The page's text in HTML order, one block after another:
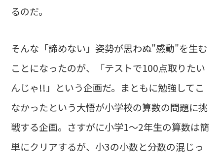
るのだ。
そんな「諦めない」姿勢が思わぬ"感動"を生む
ことになったのが、「テストで100点取りたい
んじゃ!!」という企画だ。まともに勉強してこ
なかったという大悟が小学校の算数の問題に挑
戦する企画。さすがに小学1～2年生の算数は簡
単にクリアするが、小3の小数と分数の混じっ